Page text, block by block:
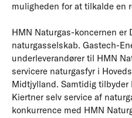
muligheden for at tilkalde en
HMN Naturgas-koncernen er
naturgasselskab. Gastech-
underleverandører til HMN
servicere naturgasfyr i
Midtjylland. Samtidig tilbyder
Kiertner selv service af
konkurrence med HMN